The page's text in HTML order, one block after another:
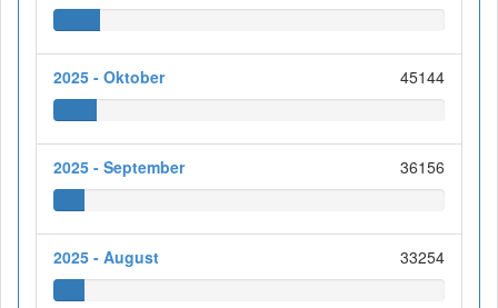
2025 - Oktober 45144
2025 - September 36156
2025 - August 33254